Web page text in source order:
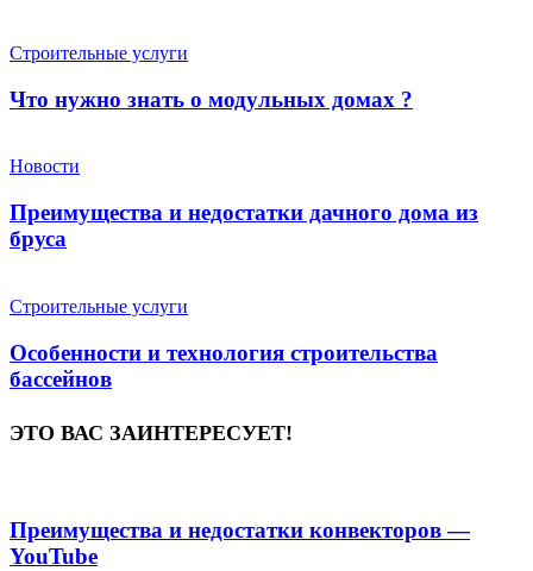
Строительные услуги
Что нужно знать о модульных домах ?
Новости
Преимущества и недостатки дачного дома из
бруса
Строительные услуги
Особенности и технология строительства
бассейнов
ЭТО ВАС ЗАИНТЕРЕСУЕТ!
Преимущества и недостатки конвекторов —
YouTube